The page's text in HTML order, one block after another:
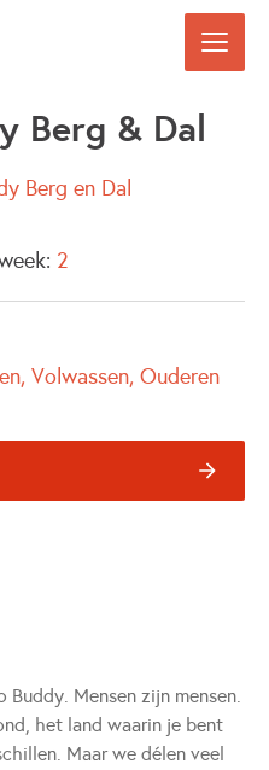
Berg & Dal
Berg en Dal
2
Volwassen Ouderen
Mensen zijn mensen.
het land waarin je bent
Maar we délen veel